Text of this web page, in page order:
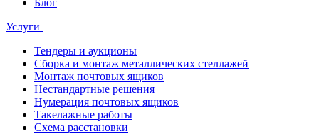
Блог
Услуги
Тендеры и аукционы
Сборка и монтаж металлических стеллажей
Монтаж почтовых ящиков
Нестандартные решения
Нумерация почтовых ящиков
Такелажные работы
Схема расстановки